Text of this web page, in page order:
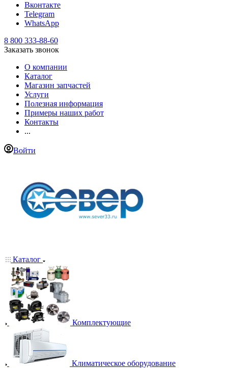
Вконтакте
Telegram
WhatsApp
8 800 333-88-60
Заказать звонок
О компании
Каталог
Магазин запчастей
Услуги
Полезная информация
Примеры наших работ
Контакты
...
Войти
Каталог
Комплектующие
Климатическое оборудование